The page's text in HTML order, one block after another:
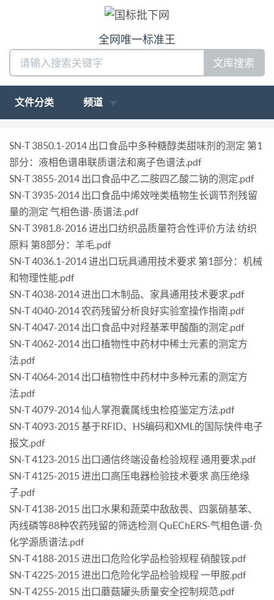
全网唯一标准王
文库搜索
文件分类 频道
SN-T 3850.1-2014 出口食品中多种糖醇类甜味剂的测定 第1
部分：液相色谱串联质谱法和离子色谱法.pdf
SN-T 3855-2014 出口食品中乙二胺四乙酸二钠的测定.pdf
SN-T 3935-2014 出口食品中烯效唑类植物生长调节剂残留
量的测定 气相色谱-质谱法.pdf
SN-T 3981.8-2016 进出口纺织品质量符合性评价方法 纺织
原料 第8部分：羊毛.pdf
SN-T 4036.1-2014 进出口玩具通用技术要求 第1部分：机械
和物理性能.pdf
SN-T 4038-2014 进出口木制品、家具通用技术要求.pdf
SN-T 4040-2014 农药残留分析良好实验室操作指南.pdf
SN-T 4047-2014 出口食品中对羟基苯甲酸酯的测定.pdf
SN-T 4062-2014 出口植物性中药材中稀土元素的测定方
法.pdf
SN-T 4064-2014 出口植物性中药材中多种元素的测定方
法.pdf
SN-T 4079-2014 仙人掌孢囊属线虫检疫鉴定方法.pdf
SN-T 4093-2015 基于RFID、HS编码和XML的国际快件电子
报文.pdf
SN-T 4123-2015 出口通信终端设备检验规程 通用要求.pdf
SN-T 4125-2015 进出口高压电器检验技术要求 高压绝缘
子.pdf
SN-T 4138-2015 出口水果和蔬菜中敌敌畏、四氯硝基苯、
丙线磷等88种农药残留的筛选检测 QuEChERS-气相色谱-负
化学源质谱法.pdf
SN-T 4188-2015 进出口危险化学品检验规程 硝酸铵.pdf
SN-T 4225-2015 进出口危险化学品检验规程 一甲胺.pdf
SN-T 4255-2015 出口蘑菇罐头质量安全控制规范.pdf